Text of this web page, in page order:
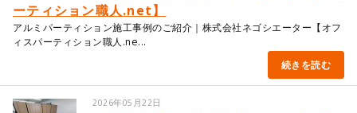
ーティション職人.net】
アルミパーティション施工事例のご紹介｜株式会社ネゴシエーター【オフ
ィスパーティション職人.ne...
続きを読む
2026年05月22日